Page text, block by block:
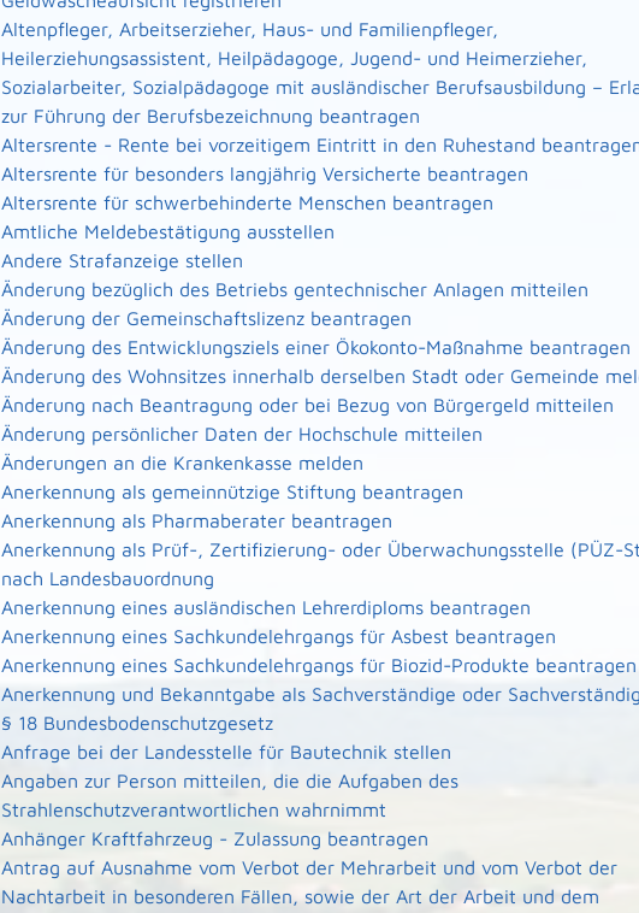
Altenpfleger, Arbeitserzieher, Haus- und Familienpfleger,
Heilerziehungsassistent, Heilpädagoge, Jugend- und Heimerzieher,
Sozialarbeiter, Sozialpädagoge mit ausländischer Berufsausbildung –
zur Führung der Berufsbezeichnung beantragen
Altersrente - Rente bei vorzeitigem Eintritt in den Ruhestand
Altersrente für besonders langjährig Versicherte beantragen
Altersrente für schwerbehinderte Menschen beantragen
Amtliche Meldebestätigung ausstellen
Andere Strafanzeige stellen
Änderung bezüglich des Betriebs gentechnischer Anlagen mitteilen
Änderung der Gemeinschaftslizenz beantragen
Änderung des Entwicklungsziels einer Ökokonto-Maßnahme beantragen
Änderung des Wohnsitzes innerhalb derselben Stadt oder Gemeinde
Änderung nach Beantragung oder bei Bezug von Bürgergeld mitteilen
Änderung persönlicher Daten der Hochschule mitteilen
Änderungen an die Krankenkasse melden
Anerkennung als gemeinnützige Stiftung beantragen
Anerkennung als Pharmaberater beantragen
Anerkennung als Prüf-, Zertifizierung- oder Überwachungsstelle (PÜZ-
nach Landesbauordnung
Anerkennung eines ausländischen Lehrerdiploms beantragen
Anerkennung eines Sachkundelehrgangs für Asbest beantragen
Anerkennung eines Sachkundelehrgangs für Biozid-Produkte beantragen
Anerkennung und Bekanntgabe als Sachverständige oder
§ 18 Bundesbodenschutzgesetz
Anfrage bei der Landesstelle für Bautechnik stellen
Angaben zur Person mitteilen, die die Aufgaben des
Strahlenschutzverantwortlichen wahrnimmt
Anhänger Kraftfahrzeug - Zulassung beantragen
Antrag auf Ausnahme vom Verbot der Mehrarbeit und vom Verbot der
Nachtarbeit in besonderen Fällen, sowie der Art der Arbeit und dem